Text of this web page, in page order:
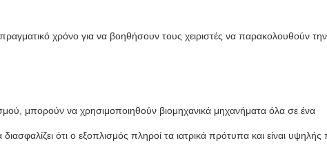
χρόνο για να βοηθήσουν τους χειριστές να παρακολουθούν
μπορούν να χρησιμοποιηθούν βιομηχανικά μηχανήματα όλα σε ένα
ότι ο εξοπλισμός πληροί τα ιατρικά πρότυπα και είναι υψηλής